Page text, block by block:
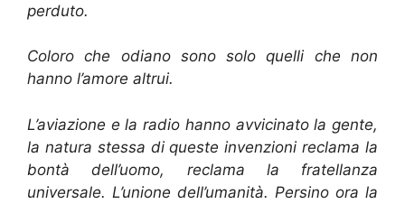
perduto.
Coloro che odiano sono solo quelli che non
hanno l’amore altrui.
L’aviazione e la radio hanno avvicinato la gente,
la natura stessa di queste invenzioni reclama la
bontà dell’uomo, reclama la fratellanza
universale. L’unione dell’umanità. Persino ora la